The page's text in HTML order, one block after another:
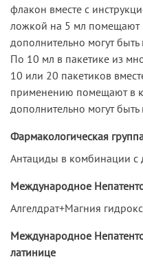
флакон вместе с
ложкой на 5 мл помещают
дополнительно могут
По 10 мл в пакетике из
10 или 20 пакетиков
применению помещают в
дополнительно могут
Фармакологическая
Антациды в комбинации с
Международное
Алгелдрат+Магния
Международное
латинице